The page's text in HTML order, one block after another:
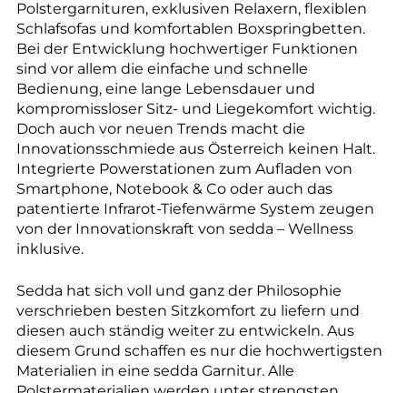
Polstergarnituren, exklusiven Relaxern, flexiblen
Schlafsofas und komfortablen Boxspringbetten.
Bei der Entwicklung hochwertiger Funktionen
sind vor allem die einfache und schnelle
Bedienung, eine lange Lebensdauer und
kompromissloser Sitz- und Liegekomfort wichtig.
Doch auch vor neuen Trends macht die
Innovationsschmiede aus Österreich keinen Halt.
Integrierte Powerstationen zum Aufladen von
Smartphone, Notebook & Co oder auch das
patentierte Infrarot-Tiefenwärme System zeugen
von der Innovationskraft von sedda – Wellness
inklusive.
Sedda hat sich voll und ganz der Philosophie
verschrieben besten Sitzkomfort zu liefern und
diesen auch ständig weiter zu entwickeln. Aus
diesem Grund schaffen es nur die hochwertigsten
Materialien in eine sedda Garnitur. Alle